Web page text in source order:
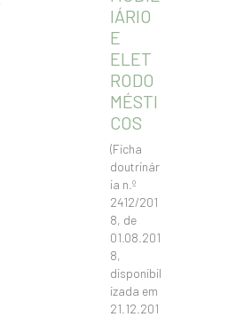
IÁRIO
E
ELET
RODO
MÉSTI
COS
(Ficha
doutrinár
ia n.º
2412/201
8, de
01.08.201
8,
disponibil
izada em
21.12.201